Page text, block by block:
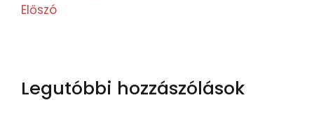
Előszó
Legutóbbi hozzászólások